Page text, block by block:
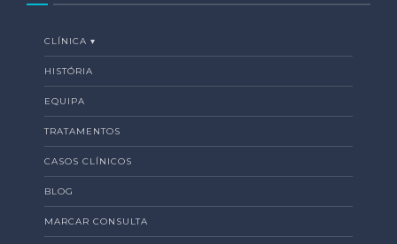
CLÍNICA ▾
HISTÓRIA
EQUIPA
TRATAMENTOS
CASOS CLÍNICOS
BLOG
MARCAR CONSULTA